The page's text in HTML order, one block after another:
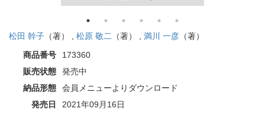
松田 幹子 （著） , 松原 敬二 （著） , 満川 一彦 （著）
商品番号
173360
販売状態
発売中
納品形態
会員メニューよりダウンロード
発売日
2021年09月16日